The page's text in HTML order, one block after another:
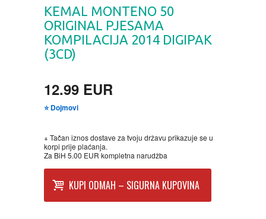
EDUKATIVNI
EROTSKI
FANTASTIKA
HOROR
ISTORIJSKI
KEMAL MONTENO 50
ORIGINAL PJESAMA
KOMPILACIJA 2014 DIGIPAK
(3CD)
12.99 EUR
⭐ Dojmovi
+ Tačan iznos dostave za tvoju državu prikazuje se u
korpi prije plaćanja.
Za BiH 5.00 EUR kompletna narudžba
KUPI ODMAH – SIGURNA KUPOVINA